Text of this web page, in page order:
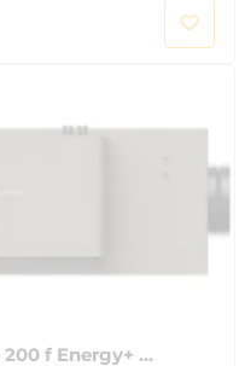
f Energy+ ...